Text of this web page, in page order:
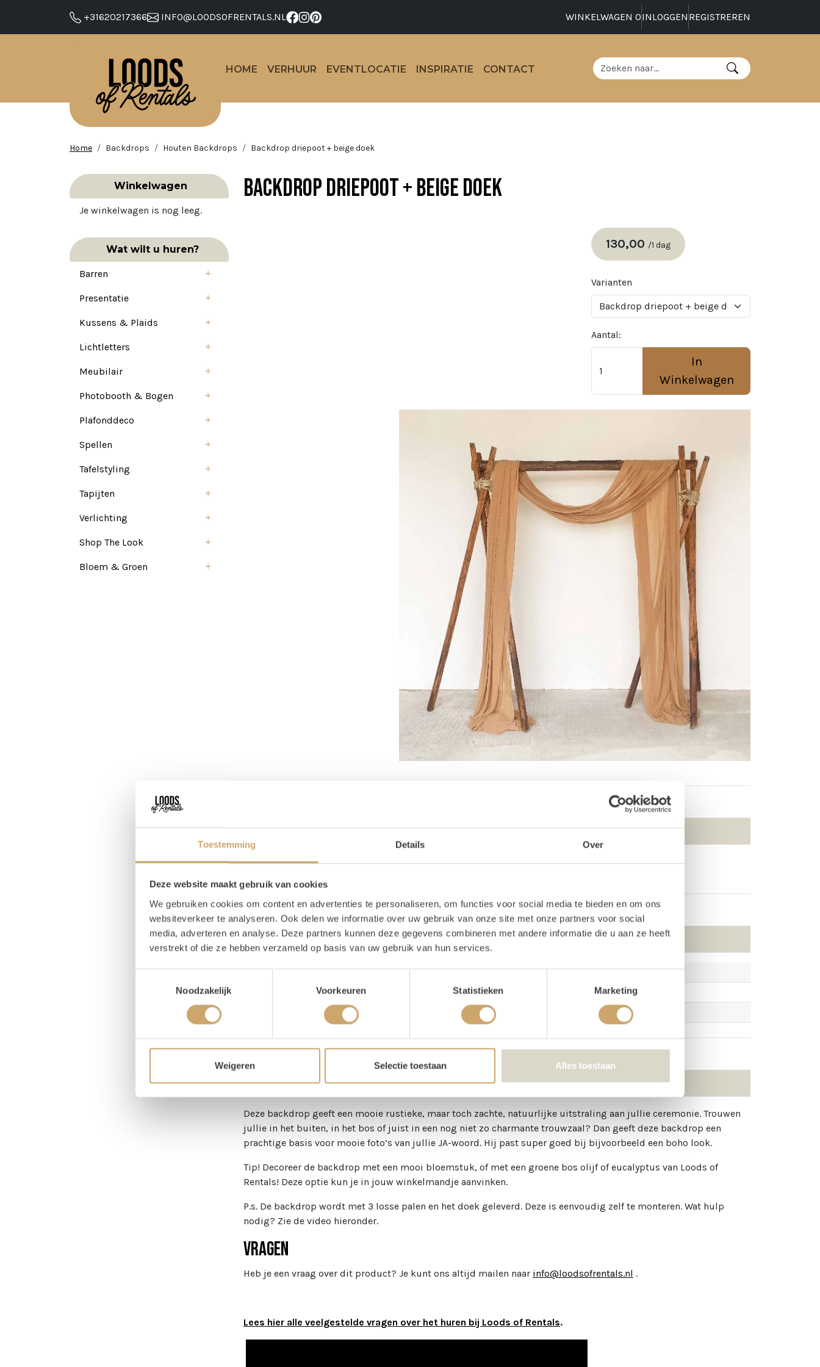
Toestemming Details Over
Deze website maakt gebruik van cookies
We gebruiken cookies om content en advertenties te personaliseren, om functies voor social media te bieden en om ons
websiteverkeer te analyseren. Ook delen we informatie over uw gebruik van onze site met onze partners voor social
media, adverteren en analyse. Deze partners kunnen deze gegevens combineren met andere informatie die u aan ze heeft
verstrekt of die ze hebben verzameld op basis van uw gebruik van hun services.
Noodzakelijk
Voorkeuren Statistieken Marketing
Weigeren Selectie toestaan Alles toestaan
+31620217366 INFO@LOODSOFRENTALS.NL WINKELWAGEN 0INLOGGEN REGISTREREN
HOME VERHUUR EVENTLOCATIE INSPIRATIE CONTACT
Home Backdrops Houten Backdrops Backdrop driepoot + beige doek
Winkelwagen
Je winkelwagen is nog leeg.
Wat wilt u huren?
Barren
Presentatie
Kussens & Plaids
Lichtletters
Meubilair
Photobooth & Bogen
Plafonddeco
Spellen
Tafelstyling
Tapijten
Verlichting
Shop The Look
Bloem & Groen
Backdrop driepoot + beige doek
130,00 /1 dag
Varianten
Aantal:
In
Winkelwagen
Producten in pakket
1x Backdrop – Driepoot 1x Chiffon doek beige - 8M
Producteigenschappen
Breedte
300 cm
Omschrijving
Deze backdrop geeft een mooie rustieke, maar toch zachte, natuurlijke uitstraling aan jullie ceremonie. Trouwen
jullie in het buiten, in het bos of juist in een nog niet zo charmante trouwzaal? Dan geeft deze backdrop een
prachtige basis voor mooie foto’s van jullie JA-woord. Hij past super goed bij bijvoorbeeld een boho look.
Tip! Decoreer de backdrop met een mooi bloemstuk, of met een groene bos olijf of eucalyptus van Loods of
Rentals! Deze optie kun je in jouw winkelmandje aanvinken.
P.s. De backdrop wordt met 3 losse palen en het doek geleverd. Deze is eenvoudig zelf te monteren. Wat hulp
nodig? Zie de video hieronder.
Vragen
Heb je een vraag over dit product? Je kunt ons altijd mailen naar info@loodsofrentals.nl .
Lees hier alle veelgestelde vragen over het huren bij Loods of Rentals.